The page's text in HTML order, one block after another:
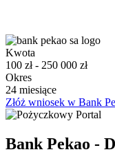
Kwota
100 zł - 250 000 zł
Okres
24 miesiące
Złóż wniosek w Bank
Bank Pekao -